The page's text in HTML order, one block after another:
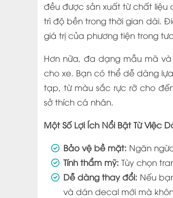
đều được sản xuất từ chất
trì độ bền trong thời gian dài.
giá trị của phương tiện trong
Hơn nữa, đa dạng mẫu mã
cho xe. Bạn có thể dễ dàng
tạp, từ màu sắc rực rỡ cho
sở thích cá nhân.
Một Số Lợi Ích Nổi Bật Từ Việc
Bảo vệ bề mặt: Ngăn
Tính thẩm mỹ: Tùy chọn
Dễ dàng thay đổi: Nếu
và dán decal mới mà